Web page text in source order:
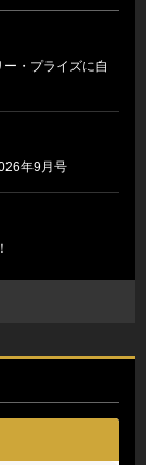
・プライズに自
年9月号